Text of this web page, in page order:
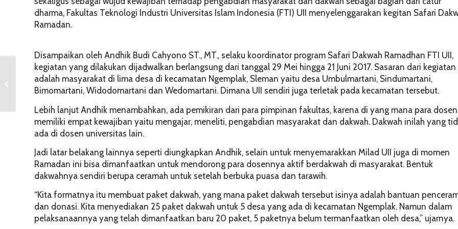
dharma, Fakultas Teknologi Industri Universitas Islam Indonesia (FTI) UII menyelenggarakan kegitan Safari
Ramadan.
Disampaikan oleh Andhik Budi Cahyono ST., MT., selaku koordinator program Safari Dakwah Ramadhan FTI UII,
kegiatan yang dilakukan dijadwalkan berlangsung dari tanggal 29 Mei hingga 21 Juni 2017. Sasaran dari kegiatan
adalah masyarakat di lima desa di kecamatan Ngemplak, Sleman yaitu desa Umbulmartani, Sindumartani,
Bimomartani, Widodomartani dan Wedomartani. Dimana UII sendiri juga terletak pada kecamatan tersebut.
Lebih lanjut Andhik menambahkan, ada pemikiran dari para pimpinan fakultas, karena di yang mana para
memiliki empat kewajiban yaitu mengajar, meneliti, pengabdian masyarakat dan dakwah. Dakwah inilah yang
ada di dosen universitas lain.
Jadi latar belakang lainnya seperti diungkapkan Andhik, selain untuk menyemarakkan Milad UII juga di momen
Ramadan ini bisa dimanfaatkan untuk mendorong para dosennya aktif berdakwah di masyarakat. Bentuk
dakwahnya sendiri berupa ceramah untuk setelah berbuka puasa dan tarawih.
“Kita formatnya itu membuat paket dakwah, yang mana paket dakwah tersebut isinya adalah bantuan
dan donasi. Kita menyediakan 25 paket dakwah untuk 5 desa yang ada di kecamatan Ngemplak. Namun dalam
pelaksanaannya yang telah dimanfaatkan baru 20 paket, 5 paketnya belum termanfaatkan oleh desa,” ujarnya.
Produser dan Pemeran
Film 5PM Berbagi Ilmu
di Kampus UII